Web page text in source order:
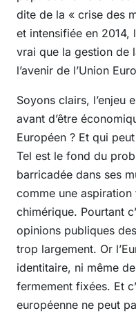
dite de la « crise des
et intensifiée en 2014,
vrai que la gestion de
l’avenir de l’Union
Soyons clairs, l’enjeu
avant d’être
Européen ? Et qui
Tel est le fond du
barricadée dans ses
comme une
chimérique. Pourtant
opinions publiques
trop largement. Or
identitaire, ni même
fermement fixées. Et
européenne ne peut